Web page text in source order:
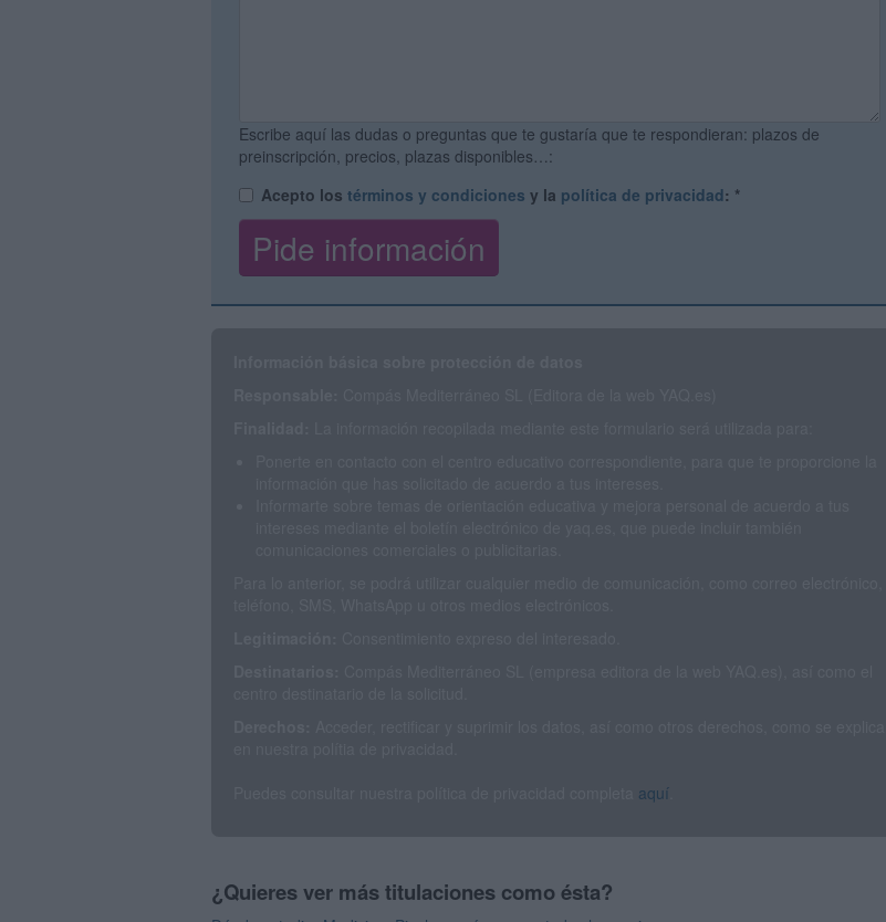
Escribe aquí las dudas o preguntas que te gustaría que te respondieran: plazos de
preinscripción, precios, plazas disponibles…:
Acepto los términos y condiciones y la política de privacidad: *
aquí
¿Quieres ver más titulaciones como ésta?